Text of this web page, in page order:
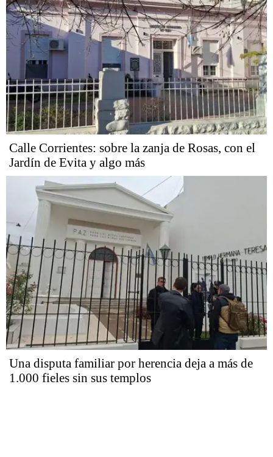
Calle Corrientes: sobre la zanja de Rosas, con el
Jardín de Evita y algo más
Una disputa familiar por herencia deja a más de
1.000 fieles sin sus templos